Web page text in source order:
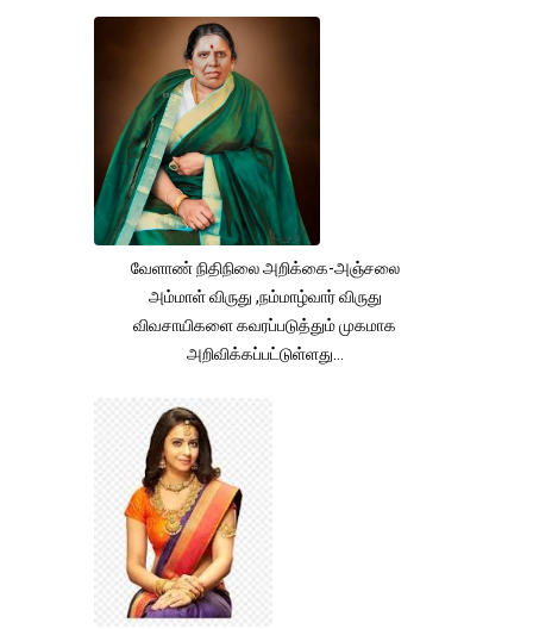
வேளாண் நிதிநிலை அறிக்கை-அஞ்சலை
அம்மாள் விருது ,நம்மாழ்வார் விருது
விவசாயிகளை கவரப்படுத்தும் முகமாக
அறிவிக்கப்பட்டுள்ளது...